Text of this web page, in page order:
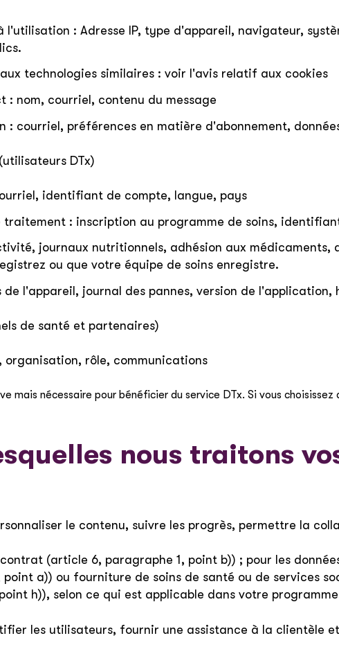
l'utilisation : Adresse IP, type d'appareil, navigateur,
technologies similaires : voir l'avis relatif aux cookies
: nom, courriel, contenu du message
: courriel, préférences en matière d'abonnement,
DTx)
identifiant de compte, langue, pays
traitement : inscription au programme de soins,
journaux nutritionnels, adhésion aux
ou que votre équipe de soins enregistre.
l'appareil, journal des pannes, version de l'application,
de santé et partenaires)
rôle, communications
mais nécessaire pour bénéficier du service DTx. Si vous
nous traitons
le contenu, suivre les progrès, permettre la
(article 6, paragraphe 1, point b)) ; pour les
a)) ou fourniture de soins de santé ou de services
h)), selon ce qui est applicable dans votre
les utilisateurs, fournir une assistance à la clientèle